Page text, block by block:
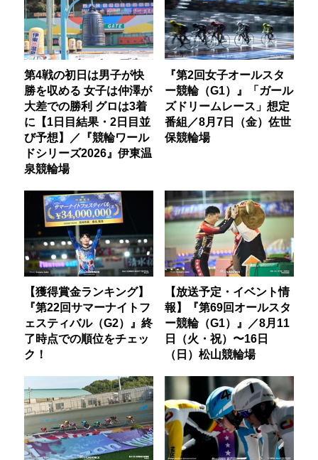
第4戦の初日は男子が快
勝を収める 女子は仲澤が
大差での勝利 グロは3着
に【1日目結果・2日目並
び予想】／『競輪ワール
ドシリーズ2026』伊東温
泉競輪場
『第2回女子オールスタ
ー競輪（G1）』「ガール
ズドリームレース」想定
番組／8月7日（金）佐世
保競輪場
【獲得賞金ランキング】
『第22回サマーナイトフ
ェスティバル（G2）』終
了時点での順位をチェッ
ク！
【放送予定・イベント情
報】『第69回オールスタ
ー競輪（G1）』／8月11
日（火・祝）〜16日
（日）松山競輪場